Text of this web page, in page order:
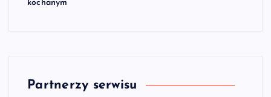
kochanym
Partnerzy serwisu